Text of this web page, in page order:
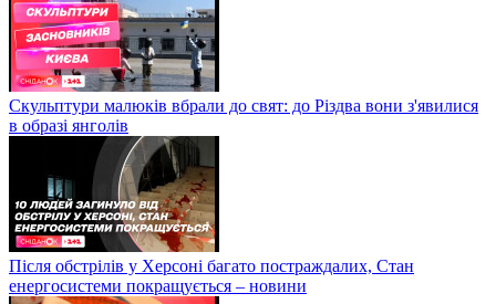
Скульптури малюків вбрали до свят: до Різдва вони з'явилися
в образі янголів
Після обстрілів у Херсоні багато постраждалих, Стан
енергосистеми покращується – новини